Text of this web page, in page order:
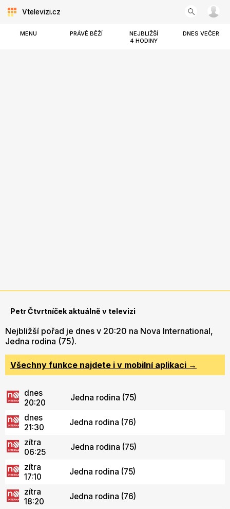
Vtelevizi.cz
MENU PRÁVĚ BĚŽÍ
NEJBLIŽŠÍ
4 HODINY
DNES VEČER
Petr Čtvrtníček aktuálně v televizi
Nejbližší pořad je dnes v 20:20 na Nova International,
Jedna rodina (75).
Všechny funkce najdete i v mobilní aplikaci →
dnes
20:20
Jedna rodina (75)
dnes
21:30
Jedna rodina (76)
zítra
06:25
Jedna rodina (75)
zítra
17:10
Jedna rodina (75)
zítra
18:20
Jedna rodina (76)